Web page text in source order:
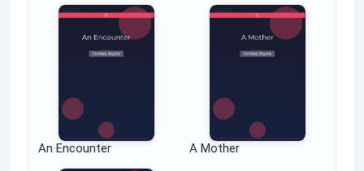
An Encounter A Mother